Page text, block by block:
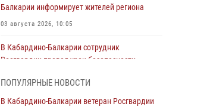
Балкарии информирует жителей региона
03 августа 2026, 10:05
В Кабардино‑Балкарии сотрудник
Росгвардии провел урок безопасности
1 августа – День дежурной службы войск
ПОПУЛЯРНЫЕ НОВОСТИ
В Кабардино-Балкарии ветеран Росгвардии